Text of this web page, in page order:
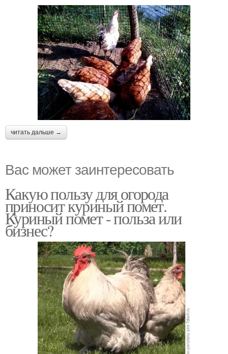
читать дальше →
Вас может заинтересовать
Какую пользу для огорода
приносит куриный помет.
Куриный помет - польза или
бизнес?